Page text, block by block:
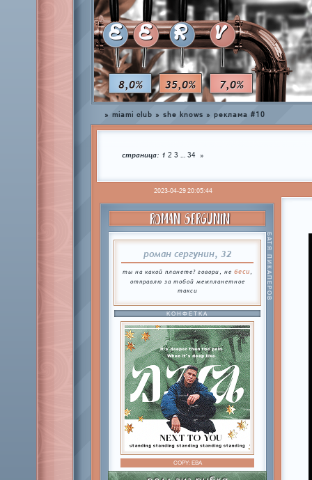
8,0% 35,0% 7,0%
private emotion
с днем эмоций #4
hot
летняя
E E R V
» miami club » she knows » реклама #10
страница: 1 2 3 … 34 »
2023-04-29 20:05:44
ROMAN SERGUNIN
роман сергунин, 32
ты на какой планете? говори, не беси
отправлю за тобой межпланетное
такси
БАТЯ ПИКАПЕРОВ
КОНФЕТКА
COPY:ЕВА